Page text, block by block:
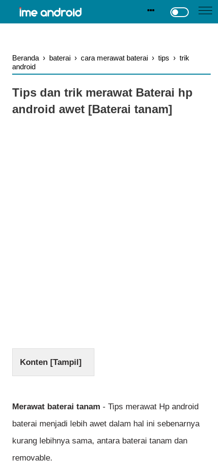
Beranda › baterai › cara merawat baterai › tips › trik
android
Tips dan trik merawat Baterai hp
android awet [Baterai tanam]
Konten [Tampil]
Merawat baterai tanam - Tips merawat Hp android
baterai menjadi lebih awet dalam hal ini sebenarnya
kurang lebihnya sama, antara baterai tanam dan
removable.